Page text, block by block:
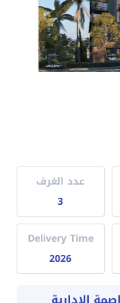
عدد الغرف
3
Delivery Time
2026